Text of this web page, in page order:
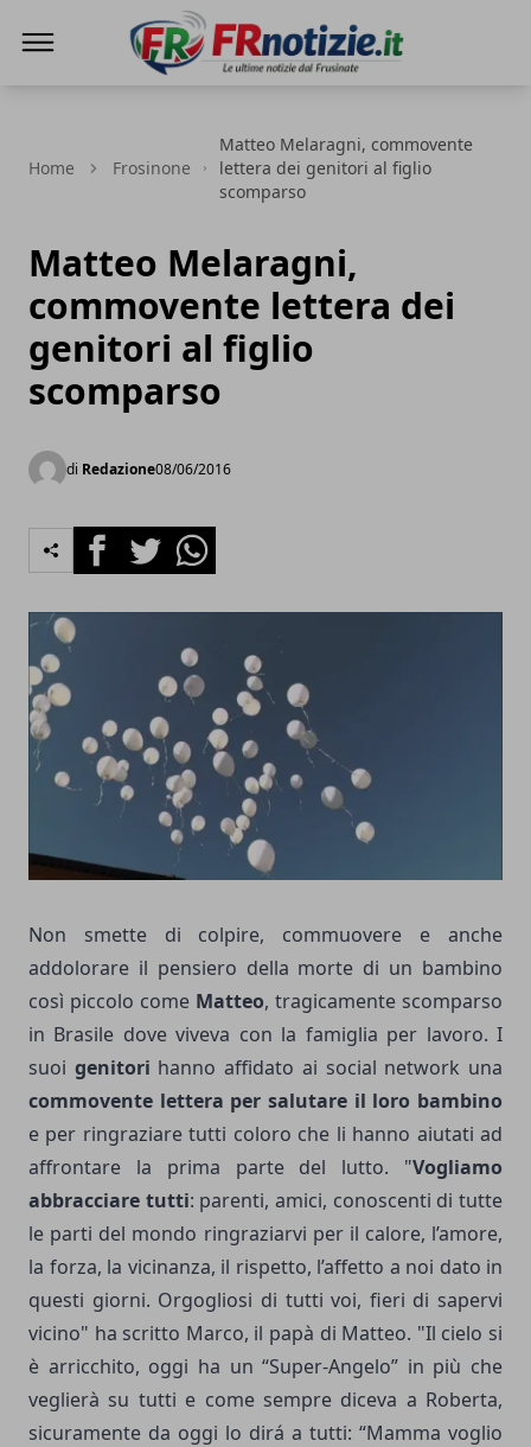
Home Frosinone
Matteo Melaragni, commovente
lettera dei genitori al figlio
scomparso
Matteo Melaragni,
commovente lettera dei
genitori al figlio
scomparso
di Redazione08/06/2016
FacebookTwitterWhatsapp
Non smette di colpire, commuovere e anche
addolorare il pensiero della morte di un bambino
così piccolo come Matteo, tragicamente scomparso
in Brasile dove viveva con la famiglia per lavoro. I
suoi genitori hanno affidato ai social network una
commovente lettera per salutare il loro bambino
e per ringraziare tutti coloro che li hanno aiutati ad
affrontare la prima parte del lutto. "Vogliamo
abbracciare tutti: parenti, amici, conoscenti di tutte
le parti del mondo ringraziarvi per il calore, l’amore,
la forza, la vicinanza, il rispetto, l’affetto a noi dato in
questi giorni. Orgogliosi di tutti voi, fieri di sapervi
vicino" ha scritto Marco, il papà di Matteo. "Il cielo si
è arricchito, oggi ha un “Super-Angelo” in più che
veglierà su tutti e come sempre diceva a Roberta,
sicuramente da oggi lo dirá a tutti: “Mamma voglio